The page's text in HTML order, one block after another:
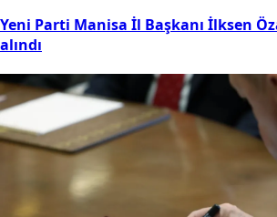
Yeni Parti Manisa İl Başkanı İlksen
alındı